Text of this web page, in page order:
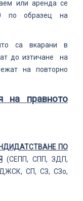
или аренда се
по образец на
са вкарани в
до изтичане на
на повторно
на правното
ПО
(СЕПП, СПП, ЗДП,
СП, СЗ, СЗо,